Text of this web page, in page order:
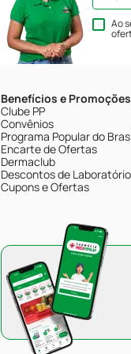
Ao
Benefícios e Promoções
Clube PP
Convênios
Programa Popular do
Encarte de Ofertas
Dermaclub
Descontos de
Cupons e Ofertas